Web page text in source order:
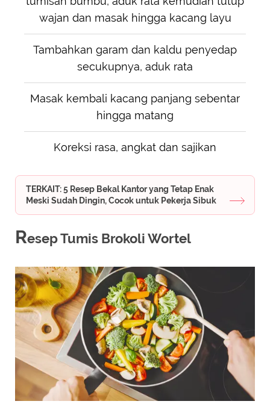
wajan dan masak hingga kacang layu
Tambahkan garam dan kaldu penyedap
secukupnya, aduk rata
Masak kembali kacang panjang sebentar
hingga matang
Koreksi rasa, angkat dan sajikan
TERKAIT: 5 Resep Bekal Kantor yang Tetap Enak
Meski Sudah Dingin, Cocok untuk Pekerja Sibuk
Resep Tumis Brokoli Wortel